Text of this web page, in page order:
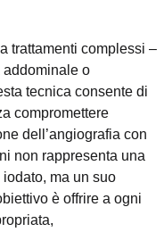
trattamenti complessi –
addominale o
tecnica consente di
compromettere
dell’angiografia con
non rappresenta una
iodato, ma un suo
è offrire a ogni